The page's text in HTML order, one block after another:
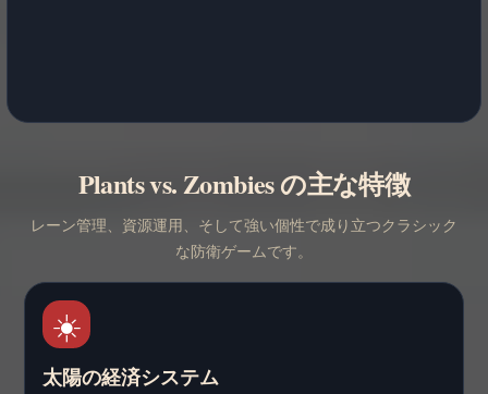
Plants vs. Zombies の主な特徴
レーン管理、資源運用、そして強い個性で成り立つクラシック
な防衛ゲームです。
☀️
太陽の経済システム